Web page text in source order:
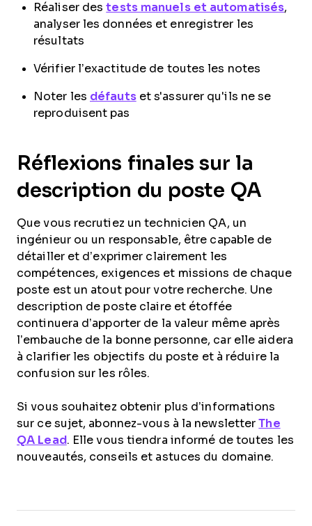
Réaliser destests manuels et automatisés,
analyser les données et enregistrer les
résultats
Vérifier l’exactitude de toutes les notes
Noter les défautset s'assurer qu'ils ne se
reproduisent pas
Réflexions finales sur la
description du poste QA
Que vous recrutiez un technicien QA, un
ingénieur ou un responsable, être capable de
détailler et d’exprimer clairement les
compétences, exigences et missions de chaque
poste est un atout pour votre recherche. Une
description de poste claire et étoffée
continuera d’apporter de la valeur même après
l’embauche de la bonne personne, car elle aidera
à clarifier les objectifs du poste et à réduire la
confusion sur les rôles.
Si vous souhaitez obtenir plus d’informations
sur ce sujet, abonnez-vous à la newsletterThe
QA Lead. Elle vous tiendra informé de toutes les
nouveautés, conseils et astuces du domaine.